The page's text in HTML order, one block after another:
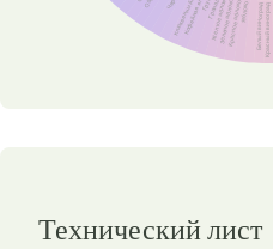
Красный виноград
Белый виноград
Яблоко
Красное яблоко
Зеленое яблоко
Желтое яблоко
Гранада
Кофейная ягода
Технический лист